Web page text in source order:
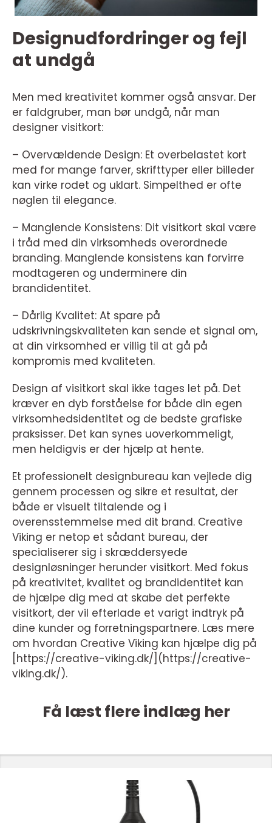
Designudfordringer og fejl
at undgå
Men med kreativitet kommer også ansvar. Der
er faldgruber, man bør undgå, når man
designer visitkort:
– Overvældende Design: Et overbelastet kort
med for mange farver, skrifttyper eller billeder
kan virke rodet og uklart. Simpelthed er ofte
nøglen til elegance.
– Manglende Konsistens: Dit visitkort skal være
i tråd med din virksomheds overordnede
branding. Manglende konsistens kan forvirre
modtageren og underminere din
brandidentitet.
– Dårlig Kvalitet: At spare på
udskrivningskvaliteten kan sende et signal om,
at din virksomhed er villig til at gå på
kompromis med kvaliteten.
Design af visitkort skal ikke tages let på. Det
kræver en dyb forståelse for både din egen
virksomhedsidentitet og de bedste grafiske
praksisser. Det kan synes uoverkommeligt,
men heldigvis er der hjælp at hente.
Et professionelt designbureau kan vejlede dig
gennem processen og sikre et resultat, der
både er visuelt tiltalende og i
overensstemmelse med dit brand. Creative
Viking er netop et sådant bureau, der
specialiserer sig i skræddersyede
designløsninger herunder visitkort. Med fokus
på kreativitet, kvalitet og brandidentitet kan
de hjælpe dig med at skabe det perfekte
visitkort, der vil efterlade et varigt indtryk på
dine kunder og forretningspartnere. Læs mere
om hvordan Creative Viking kan hjælpe dig på
[https://creative-viking.dk/](https://creative-
viking.dk/).
Få læst flere indlæg her